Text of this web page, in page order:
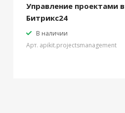
Управление проектами в
Битрикс24
В наличии
Арт. apikit.projectsmanagement